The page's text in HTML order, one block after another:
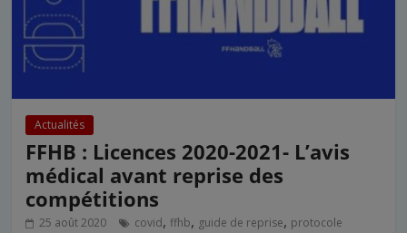
Actualités
FFHB : Licences 2020-2021- L’avis
médical avant reprise des
compétitions
25 août 2020 covid, ffhb, guide de reprise, protocole